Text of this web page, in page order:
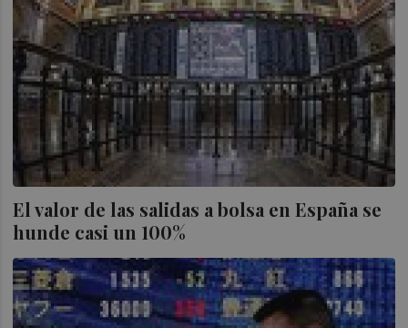
El valor de las salidas a bolsa en España se
hunde casi un 100%